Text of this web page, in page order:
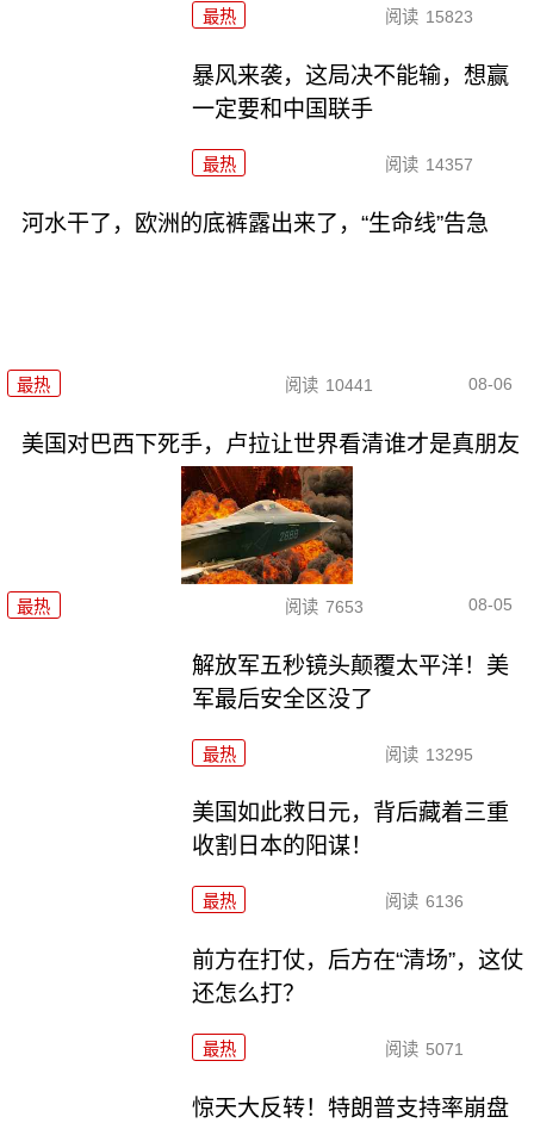
最热 阅读 15823
暴风来袭，这局决不能输，想赢
一定要和中国联手
最热 阅读 14357
河水干了，欧洲的底裤露出来了，“生命线”告急
最热 阅读 10441 08-06
美国对巴西下死手，卢拉让世界看清谁才是真朋友
最热 阅读 7653 08-05
解放军五秒镜头颠覆太平洋！美
军最后安全区没了
最热 阅读 13295
美国如此救日元，背后藏着三重
收割日本的阳谋！
最热 阅读 6136
前方在打仗，后方在“清场”，这仗
还怎么打？
最热 阅读 5071
惊天大反转！特朗普支持率崩盘